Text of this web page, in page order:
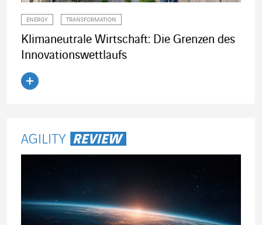
ENERGY TRANSFORMATION
Klimaneutrale Wirtschaft: Die Grenzen des
Innovationswettlaufs